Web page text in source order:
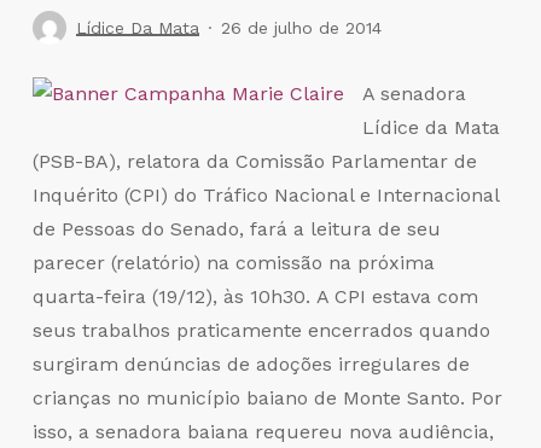
Lídice Da Mata 26 de julho de 2014
A senadora
Lídice da Mata
(PSB-BA), relatora da Comissão Parlamentar de
Inquérito (CPI) do Tráfico Nacional e Internacional
de Pessoas do Senado, fará a leitura de seu
parecer (relatório) na comissão na próxima
quarta-feira (19/12), às 10h30. A CPI estava com
seus trabalhos praticamente encerrados quando
surgiram denúncias de adoções irregulares de
crianças no município baiano de Monte Santo. Por
isso, a senadora baiana requereu nova audiência,